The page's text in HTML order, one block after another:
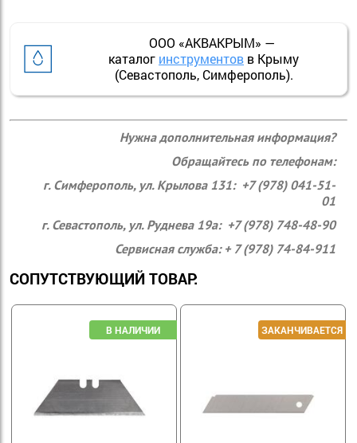
ООО «АКВАКРЫМ» —
каталог инструментов в Крыму
(Севастополь, Симферополь).
Нужна дополнительная информация?
Обращайтесь по телефонам:
г. Симферополь, ул. Крылова 131: +7 (978) 041-51-
01
г. Севастополь, ул. Руднева 19а: +7 (978) 748-48-90
Сервисная служба: + 7 (978) 74-84-911
СОПУТСТВУЮЩИЙ ТОВАР: